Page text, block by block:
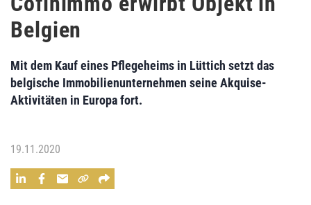
Belgien
Mit dem Kauf eines Pflegeheims in Lüttich setzt das
belgische Immobilienunternehmen seine Akquise-
Aktivitäten in Europa fort.
19.11.2020